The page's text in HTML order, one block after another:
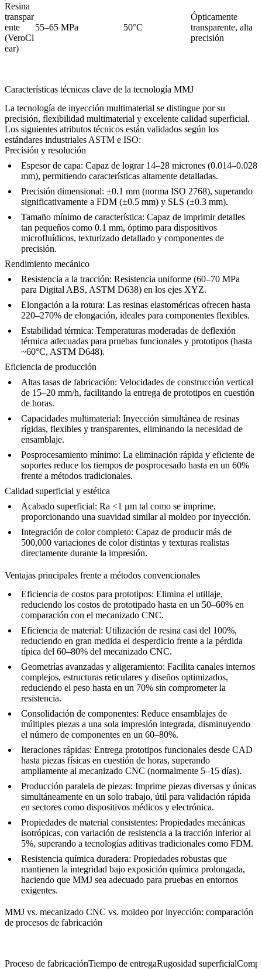
Resina
transpar
ente
(VeroCl
ear)
55–65 MPa 50°C
Ópticamente
transparente, alta
precisión
Características técnicas clave de la tecnología MMJ
La tecnología de inyección multimaterial se distingue por su
precisión, flexibilidad multimaterial y excelente calidad superficial.
Los siguientes atributos técnicos están validados según los
estándares industriales ASTM e ISO:
Precisión y resolución
Espesor de capa: Capaz de lograr 14–28 micrones (0.014–0.028
mm), permitiendo características altamente detalladas.
Precisión dimensional: ±0.1 mm (norma ISO 2768), superando
significativamente a FDM (±0.5 mm) y SLS (±0.3 mm).
Tamaño mínimo de característica: Capaz de imprimir detalles
tan pequeños como 0.1 mm, óptimo para dispositivos
microfluídicos, texturizado detallado y componentes de
precisión.
Rendimiento mecánico
Resistencia a la tracción: Resistencia uniforme (60–70 MPa
para Digital ABS, ASTM D638) en los ejes XYZ.
Elongación a la rotura: Las resinas elastoméricas ofrecen hasta
220–270% de elongación, ideales para componentes flexibles.
Estabilidad térmica: Temperaturas moderadas de deflexión
térmica adecuadas para pruebas funcionales y prototipos (hasta
~60°C, ASTM D648).
Eficiencia de producción
Altas tasas de fabricación: Velocidades de construcción vertical
de 15–20 mm/h, facilitando la entrega de prototipos en cuestión
de horas.
Capacidades multimaterial: Inyección simultánea de resinas
rígidas, flexibles y transparentes, eliminando la necesidad de
ensamblaje.
Posprocesamiento mínimo: La eliminación rápida y eficiente de
soportes reduce los tiempos de posprocesado hasta en un 60%
frente a métodos tradicionales.
Calidad superficial y estética
Acabado superficial: Ra <1 μm tal como se imprime,
proporcionando una suavidad similar al moldeo por inyección.
Integración de color completo: Capaz de producir más de
500,000 variaciones de color distintas y texturas realistas
directamente durante la impresión.
Ventajas principales frente a métodos convencionales
Eficiencia de costos para prototipos: Elimina el utillaje,
reduciendo los costos de prototipado hasta en un 50–60% en
comparación con el mecanizado CNC.
Eficiencia de material: Utilización de resina casi del 100%,
reduciendo en gran medida el desperdicio frente a la pérdida
típica del 60–80% del mecanizado CNC.
Geometrías avanzadas y aligeramiento: Facilita canales internos
complejos, estructuras reticulares y diseños optimizados,
reduciendo el peso hasta en un 70% sin comprometer la
resistencia.
Consolidación de componentes: Reduce ensamblajes de
múltiples piezas a una sola impresión integrada, disminuyendo
el número de componentes en un 60–80%.
Iteraciones rápidas: Entrega prototipos funcionales desde CAD
hasta piezas físicas en cuestión de horas, superando
ampliamente al mecanizado CNC (normalmente 5–15 días).
Producción paralela de piezas: Imprime piezas diversas y únicas
simultáneamente en un solo trabajo, útil para validación rápida
en sectores como dispositivos médicos y electrónica.
Propiedades de material consistentes: Propiedades mecánicas
isotrópicas, con variación de resistencia a la tracción inferior al
5%, superando a tecnologías aditivas tradicionales como FDM.
Resistencia química duradera: Propiedades robustas que
mantienen la integridad bajo exposición química prolongada,
haciendo que MMJ sea adecuado para pruebas en entornos
exigentes.
MMJ vs. mecanizado CNC vs. moldeo por inyección: comparación
de procesos de fabricación
Proceso de fabricaciónTiempo de entregaRugosidad superficial